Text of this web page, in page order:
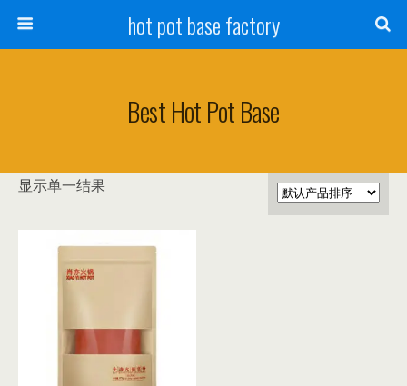
hot pot base factory
Best Hot Pot Base
显示单一结果